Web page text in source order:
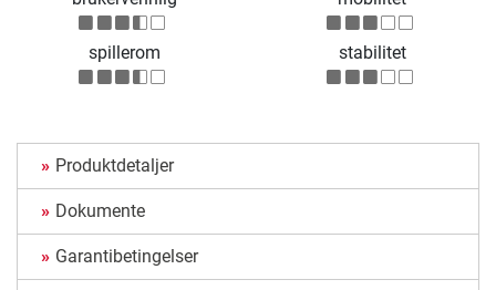
spillerom stabilitet
Produktdetaljer
Dokumente
Garantibetingelser